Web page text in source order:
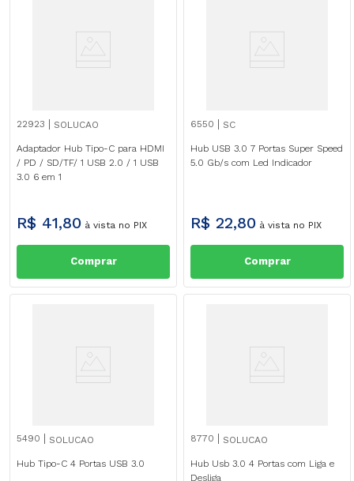
22923 SOLUCAO
Adaptador Hub Tipo-C para HDMI
/ PD / SD/TF/ 1 USB 2.0 / 1 USB
3.0 6 em 1
R$ 41,80 à vista no PIX
Comprar
6550 SC
Hub USB 3.0 7 Portas Super Speed
5.0 Gb/s com Led Indicador
R$ 22,80 à vista no PIX
Comprar
5490 SOLUCAO
Hub Tipo-C 4 Portas USB 3.0
8770 SOLUCAO
Hub Usb 3.0 4 Portas com Liga e
Desliga